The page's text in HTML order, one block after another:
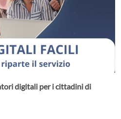
digitali per i cittadini di